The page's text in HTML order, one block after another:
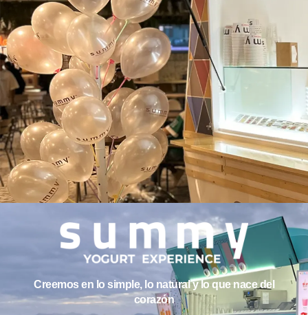
Creemos en lo simple, lo natural y lo que nace del
corazón